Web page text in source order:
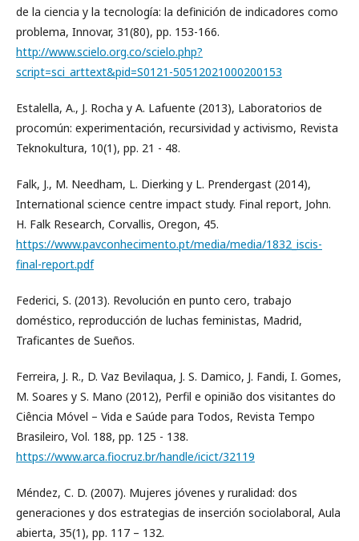
de la ciencia y la tecnología: la definición de indicadores como
problema, Innovar, 31(80), pp. 153-166.
http://www.scielo.org.co/scielo.php?
script=sci_arttext&pid=S0121-50512021000200153
Estalella, A., J. Rocha y A. Lafuente (2013), Laboratorios de
procomún: experimentación, recursividad y activismo, Revista
Teknokultura, 10(1), pp. 21 - 48.
Falk, J., M. Needham, L. Dierking y L. Prendergast (2014),
International science centre impact study. Final report, John.
H. Falk Research, Corvallis, Oregon, 45.
https://www.pavconhecimento.pt/media/media/1832_iscis-
final-report.pdf
Federici, S. (2013). Revolución en punto cero, trabajo
doméstico, reproducción de luchas feministas, Madrid,
Traficantes de Sueños.
Ferreira, J. R., D. Vaz Bevilaqua, J. S. Damico, J. Fandi, I. Gomes,
M. Soares y S. Mano (2012), Perfil e opinião dos visitantes do
Ciência Móvel – Vida e Saúde para Todos, Revista Tempo
Brasileiro, Vol. 188, pp. 125 - 138.
https://www.arca.fiocruz.br/handle/icict/32119
Méndez, C. D. (2007). Mujeres jóvenes y ruralidad: dos
generaciones y dos estrategias de inserción sociolaboral, Aula
abierta, 35(1), pp. 117 – 132.